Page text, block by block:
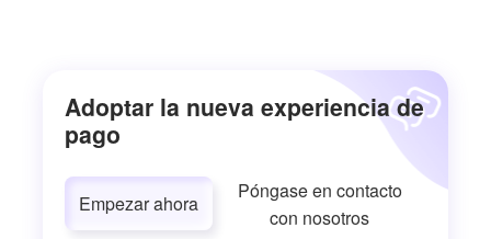
Adoptar la nueva experiencia de
pago
Empezar ahora
Póngase en contacto
con nosotros